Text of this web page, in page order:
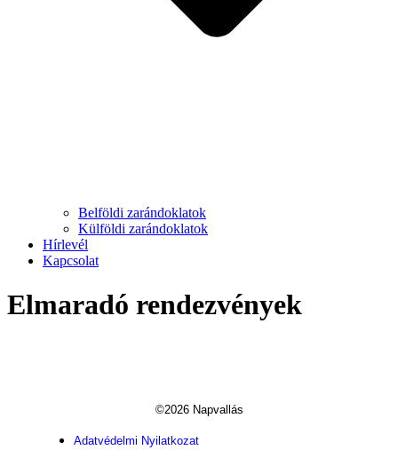
Belföldi zarándoklatok
Külföldi zarándoklatok
Hírlevél
Kapcsolat
Elmaradó rendezvények
©2026 Napvallás
Adatvédelmi Nyilatkozat